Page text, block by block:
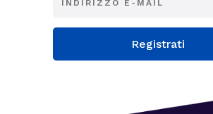
Registrati